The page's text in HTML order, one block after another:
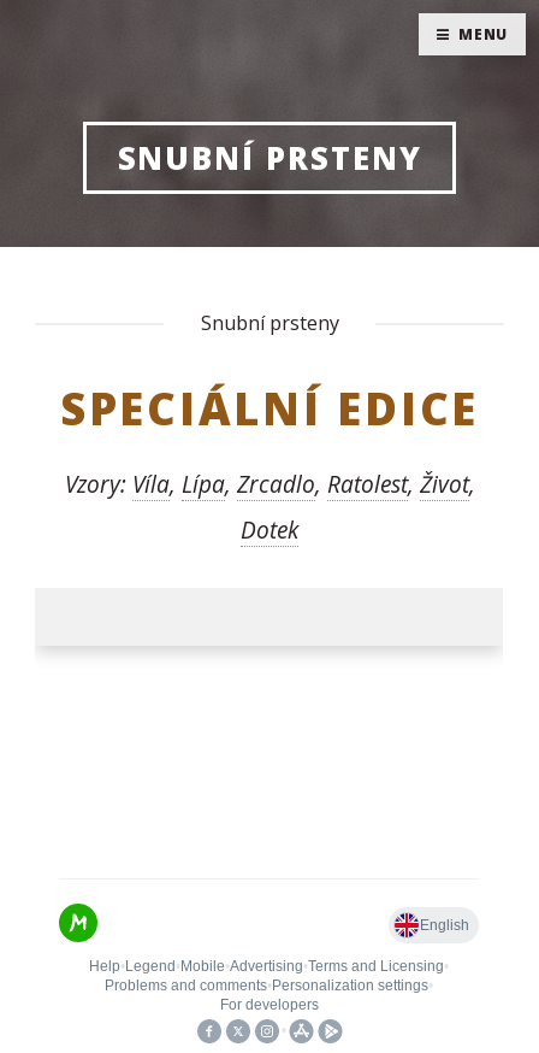
SNUBNÍ PRSTENY
Snubní prsteny
SPECIÁLNÍ EDICE
Vzory: Víla, Lípa, Zrcadlo, Ratolest, Život,
Dotek
MENU